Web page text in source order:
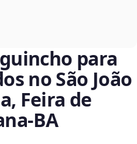
para
no São João
Feira de